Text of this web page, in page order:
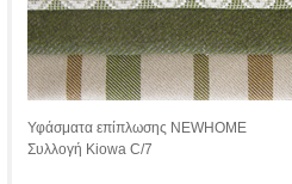
Υφάσματα επίπλωσης NEWHOME
Συλλογή Kiowa C/7